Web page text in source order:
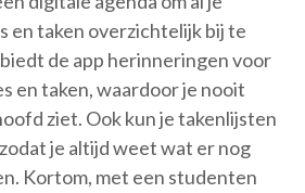
en taken overzichtelijk bij te
de app herinneringen voor
en taken, waardoor je nooit
ziet. Ook kun je takenlijsten
je altijd weet wat er nog
Kortom, met een studenten